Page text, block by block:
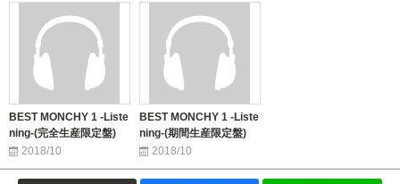
BEST MONCHY 1 -Liste
ning-(完全生産限定盤)
2018/10
BEST MONCHY 1 -Liste
ning-(期間生産限定盤)
2018/10